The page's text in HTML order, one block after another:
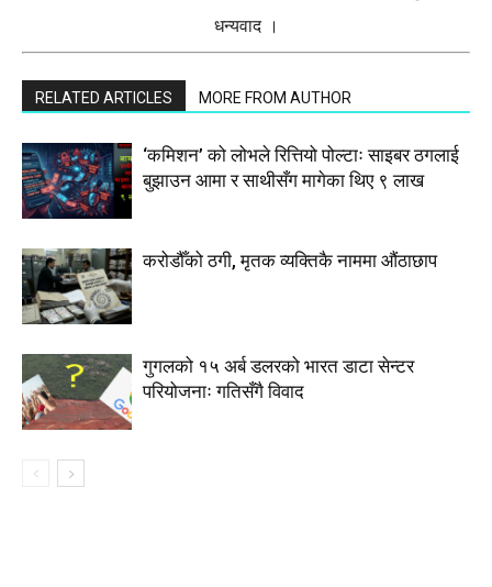
धन्यवाद ।
RELATED ARTICLES MORE FROM AUTHOR
‘कमिशन’ को लोभले रित्तियो पोल्टाः साइबर ठगलाई
बुझाउन आमा र साथीसँग मागेका थिए ९ लाख
करोडौँको ठगी, मृतक व्यक्तिकै नाममा औंठाछाप
गुगलको १५ अर्ब डलरको भारत डाटा सेन्टर
परियोजनाः गतिसँगै विवाद